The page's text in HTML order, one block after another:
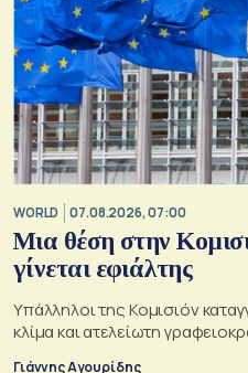
WORLD 07.08.2026, 07:00
Μια θέση στην
γίνεται εφιάλτης
Υπάλληλοι της Κομισιόν
κλίμα και ατελείωτη
Γιάννης Αγουρίδης